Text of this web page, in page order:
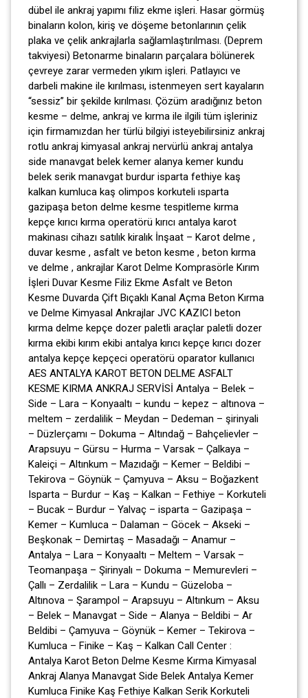
dübel ile ankraj yapımı filiz ekme işleri. Hasar görmüş
binaların kolon, kiriş ve döşeme betonlarının çelik
plaka ve çelik ankrajlarla sağlamlaştırılması. (Deprem
takviyesi) Betonarme binaların parçalara bölünerek
çevreye zarar vermeden yıkım işleri. Patlayıcı ve
darbeli makine ile kırılması, istenmeyen sert kayaların
“sessiz” bir şekilde kırılması. Çözüm aradığınız beton
kesme – delme, ankraj ve kırma ile ilgili tüm işleriniz
için firmamızdan her türlü bilgiyi isteyebilirsiniz ankraj
rotlu ankraj kimyasal ankraj nervürlü ankraj antalya
side manavgat belek kemer alanya kemer kundu
belek serik manavgat burdur isparta fethiye kaş
kalkan kumluca kaş olimpos korkuteli ısparta
gazipaşa beton delme kesme tespitleme kırma
kepçe kırıcı kırma operatörü kırıcı antalya karot
makinası cihazı satılık kiralık İnşaat – Karot delme ,
duvar kesme , asfalt ve beton kesme , beton kırma
ve delme , ankrajlar Karot Delme Komprasörle Kırım
İşleri Duvar Kesme Filiz Ekme Asfalt ve Beton
Kesme Duvarda Çift Bıçaklı Kanal Açma Beton Kırma
ve Delme Kimyasal Ankrajlar JVC KAZICI beton
kırma delme kepçe dozer paletli araçlar paletli dozer
kırma ekibi kırım ekibi antalya kırıcı kepçe kırıcı dozer
antalya kepçe kepçeci operatörü oparator kullanıcı
AES ANTALYA KAROT BETON DELME ASFALT
KESME KIRMA ANKRAJ SERVİSİ Antalya – Belek –
Side – Lara – Konyaaltı – kundu – kepez – altınova –
meltem – zerdalilik – Meydan – Dedeman – şirinyali
– Düzlerçamı – Dokuma – Altındağ – Bahçelievler –
Arapsuyu – Gürsu – Hurma – Varsak – Çalkaya –
Kaleiçi – Altınkum – Mazıdağı – Kemer – Beldibi –
Tekirova – Göynük – Çamyuva – Aksu – Boğazkent
Isparta – Burdur – Kaş – Kalkan – Fethiye – Korkuteli
– Bucak – Burdur – Yalvaç – isparta – Gazipaşa –
Kemer – Kumluca – Dalaman – Göcek – Akseki –
Beşkonak – Demirtaş – Masadağı – Anamur –
Antalya – Lara – Konyaaltı – Meltem – Varsak –
Teomanpaşa – Şirinyalı – Dokuma – Memurevleri –
Çallı – Zerdalilik – Lara – Kundu – Güzeloba –
Altınova – Şarampol – Arapsuyu – Altınkum – Aksu
– Belek – Manavgat – Side – Alanya – Beldibi – Ar
Beldibi – Çamyuva – Göynük – Kemer – Tekirova –
Kumluca – Finike – Kaş – Kalkan Call Center :
Antalya Karot Beton Delme Kesme Kırma Kimyasal
Ankraj Alanya Manavgat Side Belek Antalya Kemer
Kumluca Finike Kaş Fethiye Kalkan Serik Korkuteli